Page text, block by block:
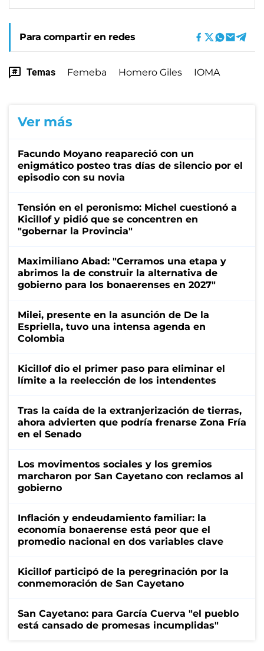
Para compartir en redes
Temas Femeba Homero Giles IOMA
Ver más
Facundo Moyano reapareció con un
enigmático posteo tras días de silencio por el
episodio con su novia
Tensión en el peronismo: Michel cuestionó a
Kicillof y pidió que se concentren en
"gobernar la Provincia"
Maximiliano Abad: "Cerramos una etapa y
abrimos la de construir la alternativa de
gobierno para los bonaerenses en 2027"
Milei, presente en la asunción de De la
Espriella, tuvo una intensa agenda en
Colombia
Kicillof dio el primer paso para eliminar el
límite a la reelección de los intendentes
Tras la caída de la extranjerización de tierras,
ahora advierten que podría frenarse Zona Fría
en el Senado
Los movimentos sociales y los gremios
marcharon por San Cayetano con reclamos al
gobierno
Inflación y endeudamiento familiar: la
economía bonaerense está peor que el
promedio nacional en dos variables clave
Kicillof participó de la peregrinación por la
conmemoración de San Cayetano
San Cayetano: para García Cuerva "el pueblo
está cansado de promesas incumplidas"